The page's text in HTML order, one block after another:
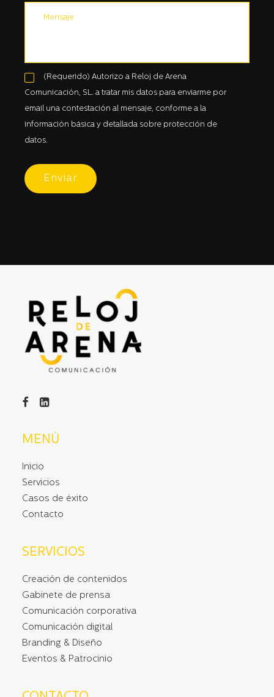
(Requerido) Autorizo a Reloj de Arena
Comunicación, SL. a tratar mis datos para enviarme por
email una contestación al mensaje, conforme a la
información básica y detallada sobre protección de
datos.
MENÚ
Inicio
Servicios
Casos de éxito
Contacto
SERVICIOS
Creación de contenidos
Gabinete de prensa
Comunicación corporativa
Comunicación digital
Branding & Diseño
Eventos & Patrocinio